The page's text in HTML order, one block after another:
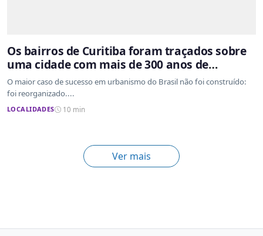
Os bairros de Curitiba foram traçados sobre
uma cidade com mais de 300 anos de
ocupação desordenada
O maior caso de sucesso em urbanismo do Brasil não foi construído:
foi reorganizado....
LOCALIDADES 10 min
Ver mais